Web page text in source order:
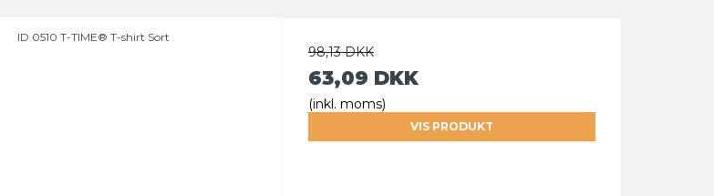
ID 0510 T-TIME® T-shirt Sort
98,13 DKK
63,09 DKK
(inkl. moms)
VIS PRODUKT